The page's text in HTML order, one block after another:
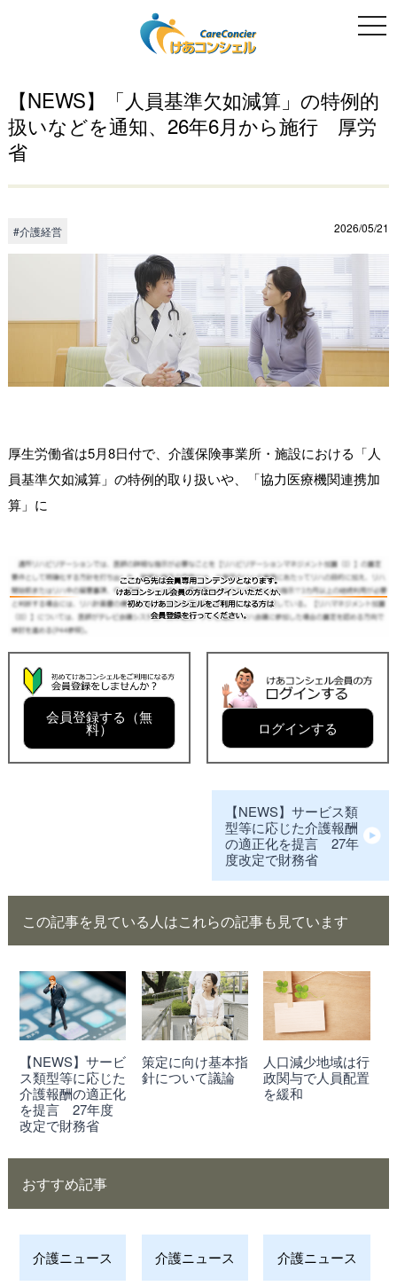
【NEWS】「人員基準欠如減算」の特例的
扱いなどを通知、26年6月から施行 厚労
省
#介護経営 2026/05/21
厚生労働省は5月8日付で、介護保険事業所・施設における「人
員基準欠如減算」の特例的取り扱いや、「協力医療機関連携加
算」に
会員登録する（無
料） ログインする
【NEWS】サービス類
型等に応じた介護報酬
の適正化を提言 27年
度改定で財務省
この記事を見ている人はこれらの記事も見ています
【NEWS】サービ
ス類型等に応じた
介護報酬の適正化
を提言 27年度
改定で財務省
策定に向け基本指
針について議論
人口減少地域は行
政関与で人員配置
を緩和
おすすめ記事
介護ニュース 介護ニュース 介護ニュース